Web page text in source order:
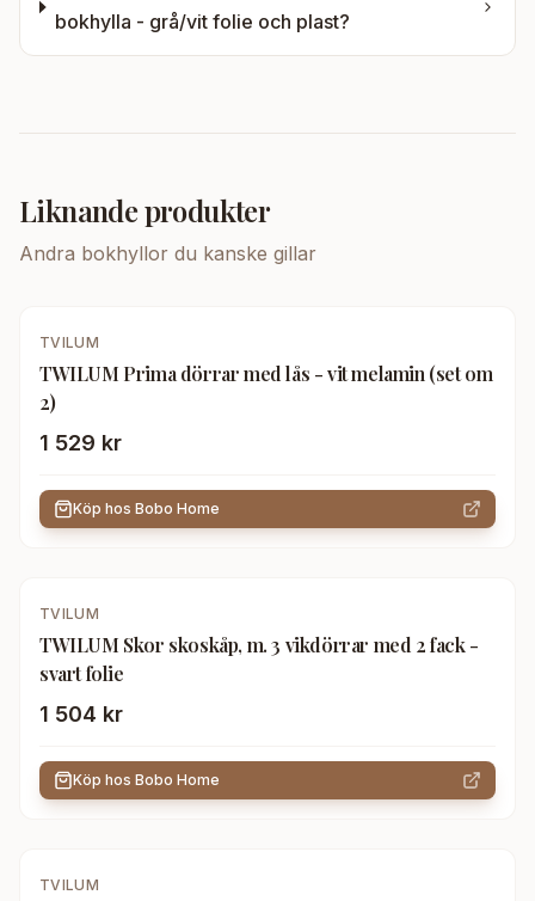
bokhylla - grå/vit folie och plast?
Liknande produkter
Andra bokhyllor du kanske gillar
TVILUM
TWILUM Prima dörrar med lås - vit melamin (set om
2)
1 529 kr
Köp hos Bobo Home
TVILUM
TWILUM Skor skoskåp, m. 3 vikdörrar med 2 fack -
svart folie
1 504 kr
Köp hos Bobo Home
TVILUM